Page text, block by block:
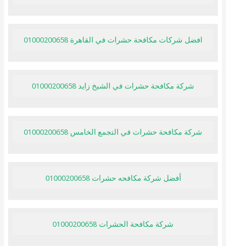
افضل شركات مكافحة حشرات في القاهرة 01000200658
شركة مكافحة حشرات في الشيخ زايد 01000200658
شركة مكافحة حشرات في التجمع الخامس 01000200658
أفضل شركة مكافحه حشرات 01000200658
شركة مكافحة الحشرات 01000200658